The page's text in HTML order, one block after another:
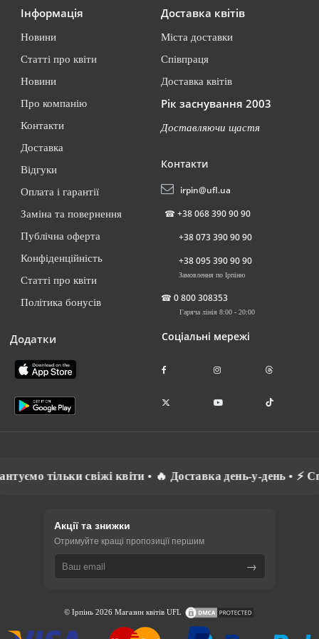
Інформація
Новини
Статті про квіти
Новини
Про компанію
Контакти
Доставка
Відгуки
Оплата і гарантії
Заміна та повернення
Публічна оферта
Конфіденційність
Статті про квіти
Політика бонусів
Додатки
Доставка квітів
Міста доставки
Співпраця
Доставка квітів
Рік заснування 2003
Доставляючи щастя
Контакти
irpin@ufl.ua
☎ +38 068 390 90 90
+38 073 390 90 90
+38 095 390 90 90
Замовлення по Ірпіню
☎ 0 800 308353
Гаряча лінія 8:00 - 20:00
Соціальні мережі
свіжі квіти • 🔥 Доставка день-у-день • ⚡
Акції та знижки
Отримуйте кращі пропозиції першим
→
© Ірпінь 2026 Магазин квітів UFL